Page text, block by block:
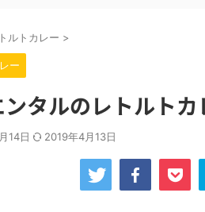
ルトカレー >
ー
タルのレトルト
14日 2019年4月13日